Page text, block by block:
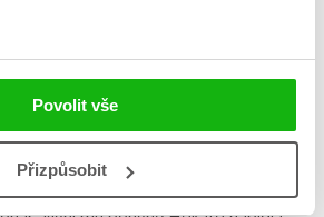
Povolit vše
Přizpůsobit
s příchutí Halloweenu!
série Percy Jackson.
ročníku a potřebuje tři
řeckých bohů, aby se mohl dostat
Římě. První z nich si zajistil, když